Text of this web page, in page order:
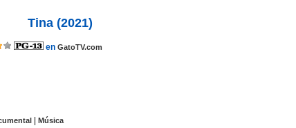
Tina (2021)
en GatoTV.com
Música